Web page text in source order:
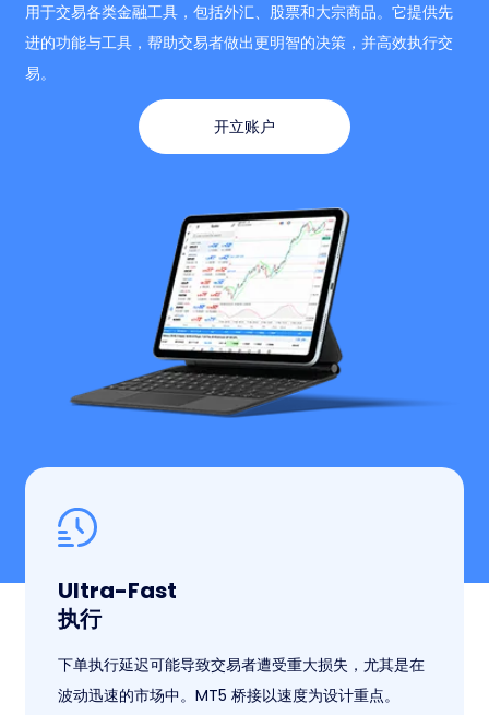
用于交易各类金融工具，包括外汇、股票和大宗商品。它提供先
进的功能与工具，帮助交易者做出更明智的决策，并高效执行交
易。
开立账户
Ultra-Fast
执行
下单执行延迟可能导致交易者遭受重大损失，尤其是在
波动迅速的市场中。MT5 桥接以速度为设计重点。